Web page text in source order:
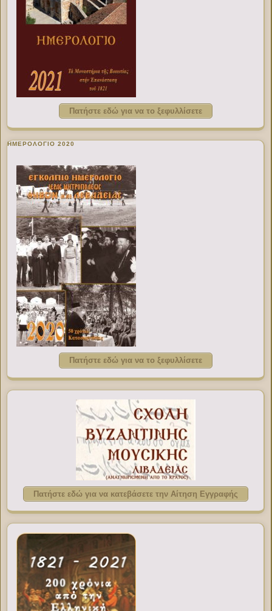
Πατήστε εδώ για να το ξεφυλλίσετε
ΗΜΕΡΟΛΟΓΙΟ 2020
Πατήστε εδώ για να το ξεφυλλίσετε
Πατήστε εδώ για να κατεβάσετε την Αίτηση Εγγραφής